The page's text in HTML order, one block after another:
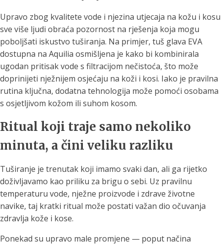
Upravo zbog kvalitete vode i njezina utjecaja na kožu i kosu
sve više ljudi obraća pozornost na rješenja koja mogu
poboljšati iskustvo tuširanja. Na primjer, tuš glava EVA
dostupna na Aquilia osmišljena je kako bi kombinirala
ugodan pritisak vode s filtracijom nečistoća, što može
doprinijeti nježnijem osjećaju na koži i kosi. Iako je pravilna
rutina ključna, dodatna tehnologija može pomoći osobama
s osjetljivom kožom ili suhom kosom.
Ritual koji traje samo nekoliko
minuta, a čini veliku razliku
Tuširanje je trenutak koji imamo svaki dan, ali ga rijetko
doživljavamo kao priliku za brigu o sebi. Uz pravilnu
temperaturu vode, nježne proizvode i zdrave životne
navike, taj kratki ritual može postati važan dio očuvanja
zdravlja kože i kose.
Ponekad su upravo male promjene — poput načina